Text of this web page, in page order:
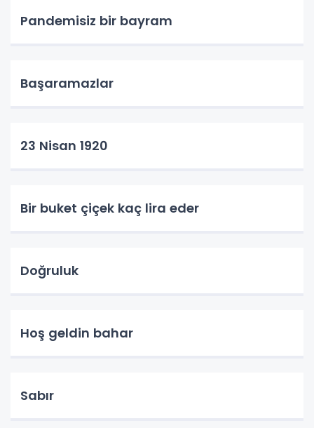
Pandemisiz bir bayram
Başaramazlar
23 Nisan 1920
Bir buket çiçek kaç lira eder
Doğruluk
Hoş geldin bahar
Sabır